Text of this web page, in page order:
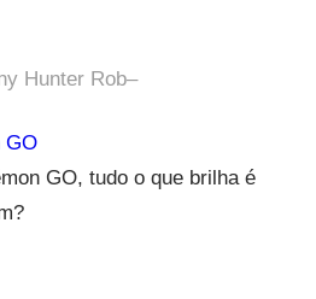
Hunter Rob–
GO
GO, tudo o que brilha é